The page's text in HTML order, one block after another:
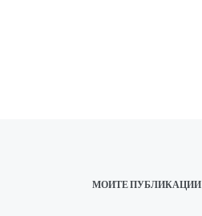
МОИТЕ ПУБЛИКАЦИИ